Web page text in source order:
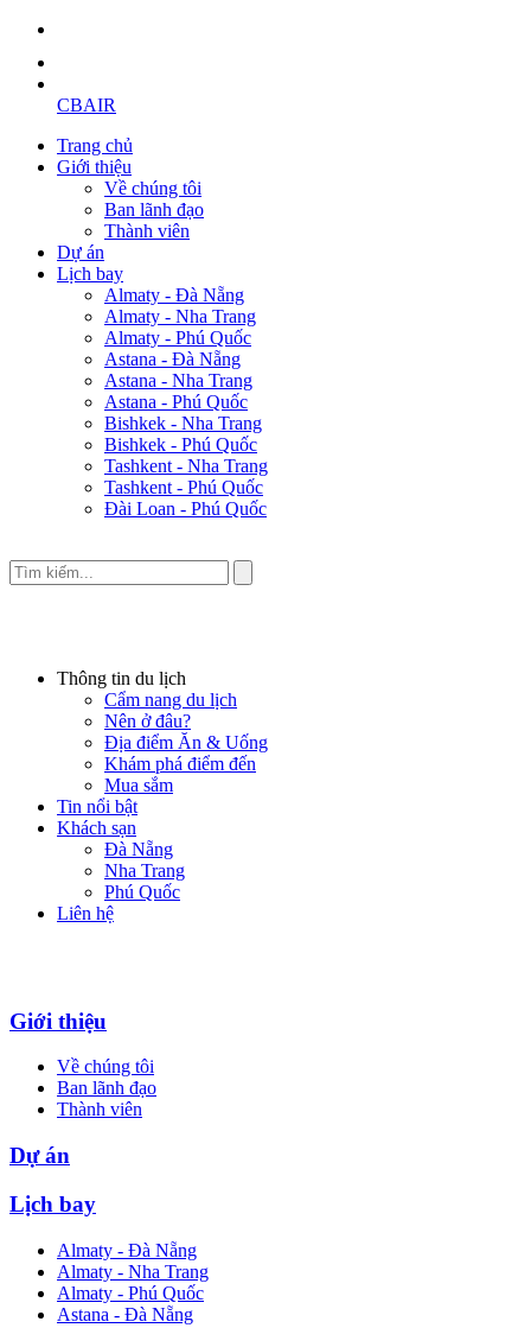
CBAIR
Trang chủ
Giới thiệu
Về chúng tôi
Ban lãnh đạo
Thành viên
Dự án
Lịch bay
Almaty - Đà Nẵng
Almaty - Nha Trang
Almaty - Phú Quốc
Astana - Đà Nẵng
Astana - Nha Trang
Astana - Phú Quốc
Bishkek - Nha Trang
Bishkek - Phú Quốc
Tashkent - Nha Trang
Tashkent - Phú Quốc
Đài Loan - Phú Quốc
Thông tin du lịch
Cẩm nang du lịch
Nên ở đâu?
Địa điểm Ăn & Uống
Khám phá điểm đến
Mua sắm
Tin nổi bật
Khách sạn
Đà Nẵng
Nha Trang
Phú Quốc
Liên hệ
Giới thiệu
Về chúng tôi
Ban lãnh đạo
Thành viên
Dự án
Lịch bay
Almaty - Đà Nẵng
Almaty - Nha Trang
Almaty - Phú Quốc
Astana - Đà Nẵng